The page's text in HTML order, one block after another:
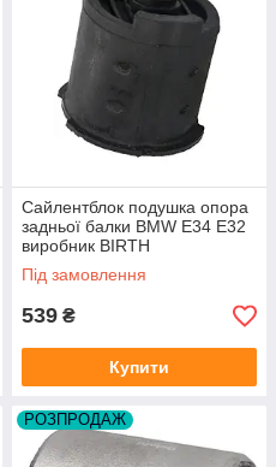
Сайлентблок подушка опора
задньої балки BMW E34 E32
виробник BIRTH
Під замовлення
539 ₴
Купити
РОЗПРОДАЖ